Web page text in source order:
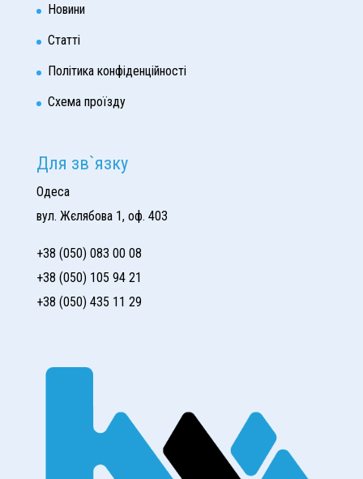
Новини
Статті
Політика конфіденційності
Схема проїзду
Для зв`язку
Одеса
вул. Жєлябова 1, оф. 403
+38 (050) 083 00 08
+38 (050) 105 94 21
+38 (050) 435 11 29